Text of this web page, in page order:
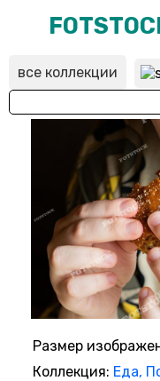
ВХОД
РЕГИСТРАЦИЯ
все коллекции
Размер
Коллекция: Еда,